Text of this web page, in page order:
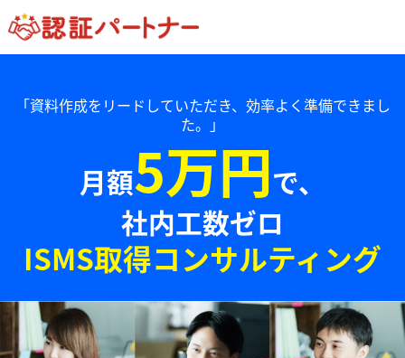
「資料作成をリードしていただき、効率よく準備できまし
た。」
月額5万円で、
社内工数ゼロ
ISMS取得コンサルティング